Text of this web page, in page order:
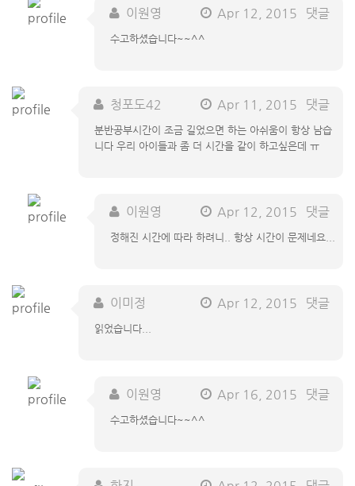
이원영 Apr 12, 2015 댓글
수고하셨습니다~~^^
청포도42 Apr 11, 2015 댓글
분반공부시간이 조금 길었으면 하는 아쉬움이 항상 남습
니다 우리 아이들과 좀 더 시간을 같이 하고싶은데 ㅠ
이원영 Apr 12, 2015 댓글
정해진 시간에 따라 하려니.. 항상 시간이 문제네요...
이미정 Apr 12, 2015 댓글
읽었습니다...
이원영 Apr 16, 2015 댓글
수고하셨습니다~~^^